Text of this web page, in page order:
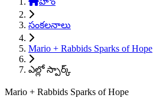
సంకలనాలు
Mario + Rabbids Sparks of Hope
ఎల్లో స్పార్క్
Mario + Rabbids Sparks of Hope